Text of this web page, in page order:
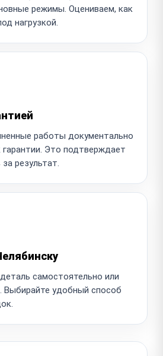
режимы. Оцениваем, как
нагрузкой.
работы документально
Это подтверждает
результат.
самостоятельно или
Выбирайте удобный способ